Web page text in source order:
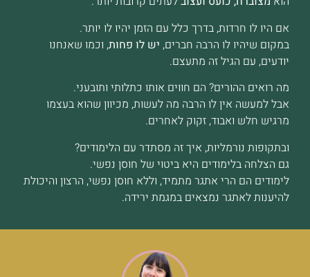
אם היו לו חרדות, בדרך כלל עם הזמן יהיו לו יותר.
במקום שיהיו לו הרבה חברים, יש לו פחות, וכמו שאנחנו
יודעים, עם הגיל זה מתעצם.
מה רואים ההורים? הם חווים אותו כתלותי ותובעני.
אבל למעשה אין לו הרבה מה לעשות, מכיוון שהוא בעצמו
מרגיש חלש ואבוד, זקוק לאחרים.
ובתקופות נורמליות, איך זה מסתדר עם הלימודים?
גם הצלחה בלימודים היא ביטוי של חוסן נפשי.
לימודים הם הרי אתגר מתמיד, וללא חוסן נפשי, הרצון והיכולת
להיענות לאתגר נמצאים במגמת ירידה.